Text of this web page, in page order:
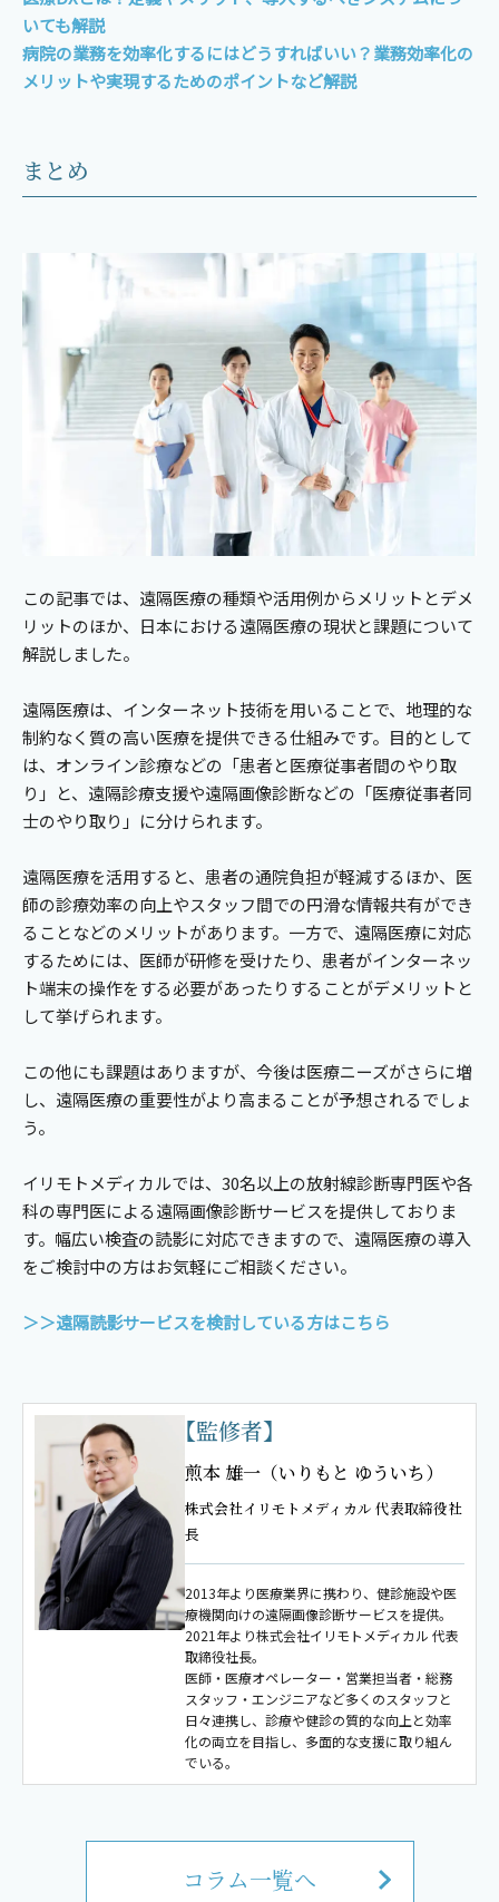
いても解説
病院の業務を効率化するにはどうすればいい？業務効率化の
メリットや実現するためのポイントなど解説
まとめ
この記事では、遠隔医療の種類や活用例からメリットとデメ
リットのほか、日本における遠隔医療の現状と課題について
解説しました。
遠隔医療は、インターネット技術を用いることで、地理的な
制約なく質の高い医療を提供できる仕組みです。目的として
は、オンライン診療などの「患者と医療従事者間のやり取
り」と、遠隔診療支援や遠隔画像診断などの「医療従事者同
士のやり取り」に分けられます。
遠隔医療を活用すると、患者の通院負担が軽減するほか、医
師の診療効率の向上やスタッフ間での円滑な情報共有ができ
ることなどのメリットがあります。一方で、遠隔医療に対応
するためには、医師が研修を受けたり、患者がインターネッ
ト端末の操作をする必要があったりすることがデメリットと
して挙げられます。
この他にも課題はありますが、今後は医療ニーズがさらに増
し、遠隔医療の重要性がより高まることが予想されるでしょ
う。
イリモトメディカルでは、30名以上の放射線診断専門医や各
科の専門医による遠隔画像診断サービスを提供しておりま
す。幅広い検査の読影に対応できますので、遠隔医療の導入
をご検討中の方はお気軽にご相談ください。
＞＞遠隔読影サービスを検討している方はこちら
【監修者】
煎本 雄一 （いりもと ゆういち）
株式会社イリモトメディカル 代表取締役社
長
2013年より医療業界に携わり、健診施設や医
療機関向けの遠隔画像診断サービスを提供。
2021年より株式会社イリモトメディカル 代表
取締役社長。
医師・医療オペレーター・営業担当者・総務
スタッフ・エンジニアなど多くのスタッフと
日々連携し、診療や健診の質的な向上と効率
化の両立を目指し、多面的な支援に取り組ん
でいる。
コラム一覧へ